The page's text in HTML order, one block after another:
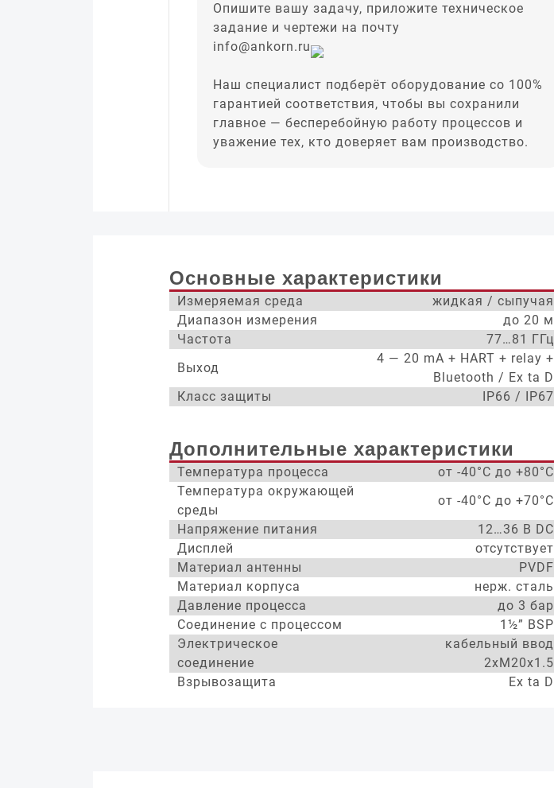
Опишите вашу задачу, приложите техническое
задание и чертежи на почту
info@ankorn.ru
Наш специалист подберёт оборудование со 100%
гарантией соответствия, чтобы вы сохранили
главное — бесперебойную работу процессов и
уважение тех, кто доверяет вам производство.
Основные характеристики
Измеряемая среда
жидкая / сыпучая
Диапазон измерения
до 20 м
Частота
77…81 ГГц
Выход
4 — 20 mA + HART + relay +
Bluetooth / Ex ta D
Класс защиты
IP66 / IP67
Дополнительные характеристики
Температура процесса
от -40°С до +80°С
Температура окружающей
среды
от -40°С до +70°С
Напряжение питания
12…36 В DC
Дисплей
отсутствует
Материал антенны
PVDF
Материал корпуса
нерж. сталь
Давление процесса
до 3 бар
Соединение с процессом
1½” BSP
Электрическое
соединение
кабельный ввод
2xM20x1.5
Взрывозащита
Ex ta D